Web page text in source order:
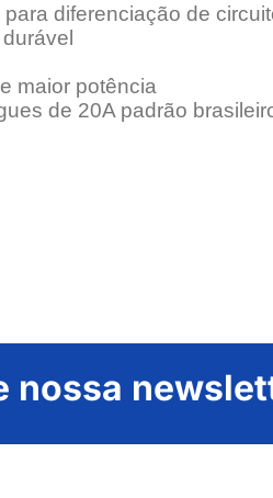
diferenciação de
maior potência
de 20A padrão
nossa